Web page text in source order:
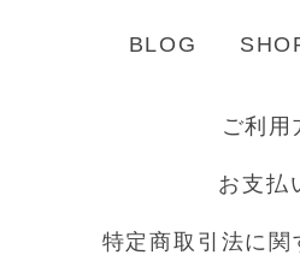
BLOG
ご利用
お支払
特定商取引法に関